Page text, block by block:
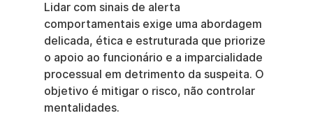
Lidar com sinais de alerta
comportamentais exige uma abordagem
delicada, ética e estruturada que priorize
o apoio ao funcionário e a imparcialidade
processual em detrimento da suspeita. O
objetivo é mitigar o risco, não controlar
mentalidades.